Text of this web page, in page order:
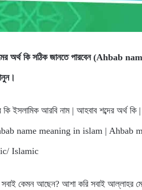
অর্থ কি সঠিক জানতে পারবেন (Ahbab
ইসলামিক আরবি নাম | আহবাব শব্দের অর্থ
name meaning in islam | Ahbab
Islamic
কেমন আছেন? আশা করি সবাই আল্লাহর